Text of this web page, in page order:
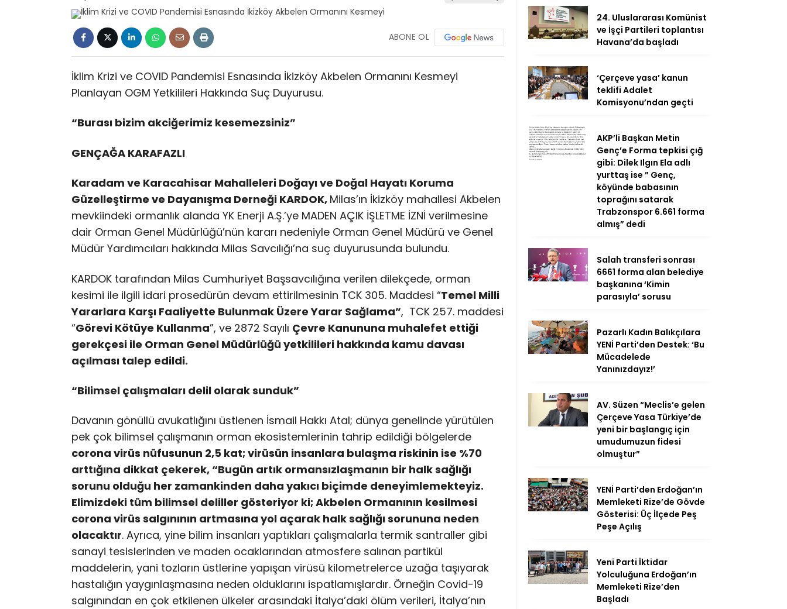
ABONE OL
İklim Krizi ve COVID Pandemisi Esnasında İkizköy Akbelen Ormanını Kesmeyi
Planlayan OGM Yetkilileri Hakkında Suç Duyurusu.
“Burası bizim akciğerimiz kesemezsiniz”
GENÇAĞA KARAFAZLI
Karadam ve Karacahisar Mahalleleri Doğayı ve Doğal Hayatı Koruma
Güzelleştirme ve Dayanışma Derneği KARDOK, Milas’ın İkizköy mahallesi Akbelen
mevkiindeki ormanlık alanda YK Enerji A.Ş.’ye MADEN AÇIK İŞLETME İZNİ verilmesine
dair Orman Genel Müdürlüğü’nün kararı nedeniyle Orman Genel Müdürü ve Genel
Müdür Yardımcıları hakkında Milas Savcılığı’na suç duyurusunda bulundu.
KARDOK tarafından Milas Cumhuriyet Başsavcılığına verilen dilekçede, orman
kesimi ile ilgili idari prosedürün devam ettirilmesinin TCK 305. Maddesi “Temel Milli
Yararlara Karşı Faaliyette Bulunmak Üzere Yarar Sağlama”, TCK 257. maddesi
“Görevi Kötüye Kullanma”, ve 2872 Sayılı Çevre Kanununa muhalefet ettiği
gerekçesi ile Orman Genel Müdürlüğü yetkilileri hakkında kamu davası
açılması talep edildi.
“Bilimsel çalışmaları delil olarak sunduk”
Davanın gönüllü avukatlığını üstlenen İsmail Hakkı Atal; dünya genelinde yürütülen
pek çok bilimsel çalışmanın orman ekosistemlerinin tahrip edildiği bölgelerde
corona virüs nüfusunun 2,5 kat; virüsün insanlara bulaşma riskinin ise %70
arttığına dikkat çekerek, “Bugün artık ormansızlaşmanın bir halk sağlığı
sorunu olduğu her zamankinden daha yakıcı biçimde deneyimlemekteyiz.
Elimizdeki tüm bilimsel deliller gösteriyor ki; Akbelen Ormanının kesilmesi
corona virüs salgınının artmasına yol açarak halk sağlığı sorununa neden
olacaktır. Ayrıca, yine bilim insanları yaptıkları çalışmalarla termik santraller gibi
sanayi tesislerinden ve maden ocaklarından atmosfere salınan partikül
maddelerin, yani tozların üstlerine yapışan virüsü kilometrelerce uzağa taşıyarak
hastalığın yaygınlaşmasına neden olduklarını ispatlamışlardır. Örneğin Covid-19
salgınından en çok etkilenen ülkeler arasındaki İtalya’daki ölüm verileri, İtalya’nın
24. Uluslararası Komünist
ve İşçi Partileri toplantısı
Havana’da başladı
‘Çerçeve yasa’ kanun
teklifi Adalet
Komisyonu’ndan geçti
AKP’li Başkan Metin
Genç’e Forma tepkisi çığ
gibi: Dilek Ilgın Ela adlı
yurttaş ise ” Genç,
köyünde babasının
toprağını satarak
Trabzonspor 6.661 forma
almış” dedi
Salah transferi sonrası
6661 forma alan belediye
başkanına ‘Kimin
parasıyla’ sorusu
Pazarlı Kadın Balıkçılara
YENİ Parti’den Destek: ‘Bu
Mücadelede
Yanınızdayız!’
AV. Süzen “Meclis’e gelen
Çerçeve Yasa Türkiye’de
yeni bir başlangıç için
umudumuzun fidesi
olmuştur”
YENİ Parti’den Erdoğan’ın
Memleketi Rize’de Gövde
Gösterisi: Üç İlçede Peş
Peşe Açılış
Yeni Parti İktidar
Yolculuğuna Erdoğan’ın
Memleketi Rize’den
Başladı